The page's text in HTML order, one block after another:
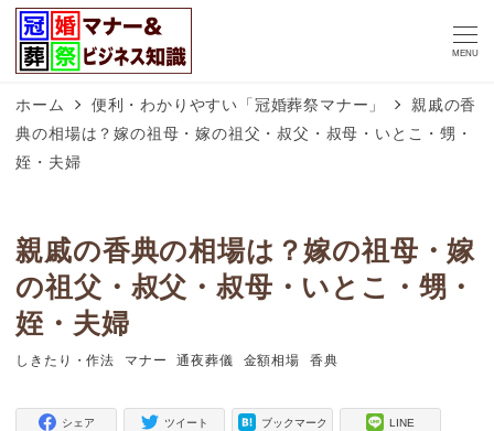
MENU
ホーム 便利・わかりやすい「冠婚葬祭マナー」
親戚の香
典の相場は？嫁の祖母・嫁の祖父・叔父・叔母・いとこ・甥・
姪・夫婦
親戚の香典の相場は？嫁の祖母・嫁
の祖父・叔父・叔母・いとこ・甥・
姪・夫婦
タグ
しきたり・作法
タグ
マナー
タグ
通夜葬儀
タグ
金額相場
タグ
香典
シェア ツイート ブックマーク LINE